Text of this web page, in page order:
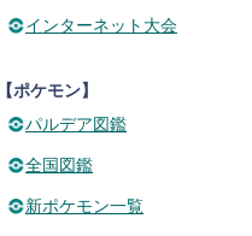
インターネット大会
ポケモン】
パルデア図鑑
全国図鑑
新ポケモン一覧